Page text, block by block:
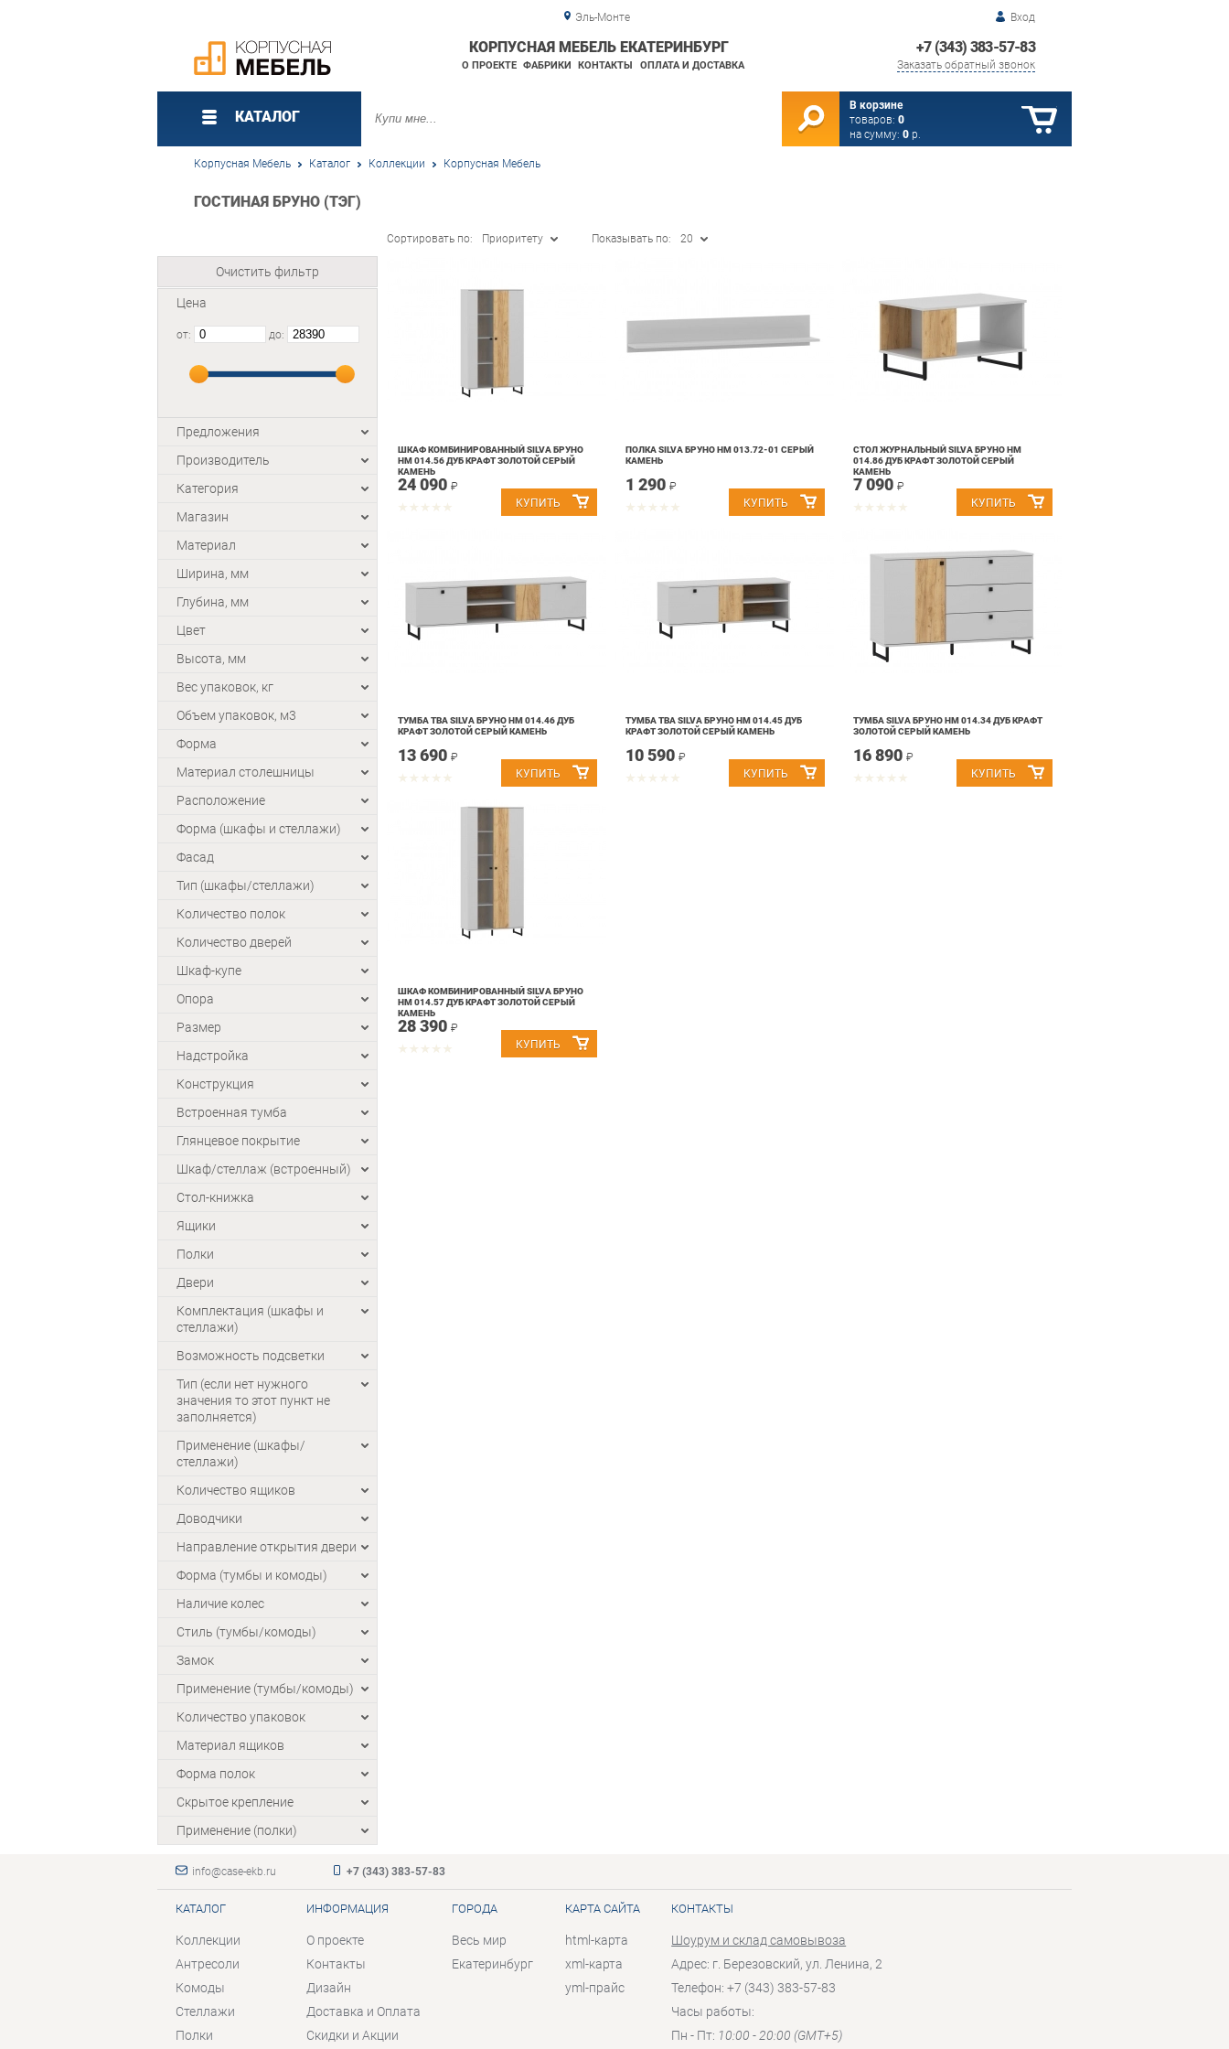
Эль-Монте Вход
+7 (343) 383-57-83
Заказать обратный звонок
КОРПУСНАЯ МЕБЕЛЬ ЕКАТЕРИНБУРГ
О ПРОЕКТЕ ФАБРИКИ КОНТАКТЫ ОПЛАТА И ДОСТАВКА
КАТАЛОГ
В корзине
товаров: 0
на сумму: 0 р.
Корпусная Мебель Каталог Коллекции Корпусная Мебель
ГОСТИНАЯ БРУНО (ТЭГ)
Очистить фильтр
Цена
от: до:
Предложения
Производитель
Категория
Магазин
Материал
Ширина, мм
Глубина, мм
Цвет
Высота, мм
Вес упаковок, кг
Объем упаковок, м3
Форма
Материал столешницы
Расположение
Форма (шкафы и стеллажи)
Фасад
Тип (шкафы/стеллажи)
Количество полок
Количество дверей
Шкаф-купе
Опора
Размер
Надстройка
Конструкция
Встроенная тумба
Глянцевое покрытие
Шкаф/стеллаж (встроенный)
Стол-книжка
Ящики
Полки
Двери
Комплектация (шкафы и
стеллажи)
Возможность подсветки
Тип (если нет нужного
значения то этот пункт не
заполняется)
Применение (шкафы/
стеллажи)
Количество ящиков
Доводчики
Направление открытия двери
Форма (тумбы и комоды)
Наличие колес
Стиль (тумбы/комоды)
Замок
Применение (тумбы/комоды)
Количество упаковок
Материал ящиков
Форма полок
Скрытое крепление
Применение (полки)
Сортировать по: Приоритету Показывать по: 20
ШКАФ КОМБИНИРОВАННЫЙ SILVA БРУНО
НМ 014.56 ДУБ КРАФТ ЗОЛОТОЙ СЕРЫЙ
КАМЕНЬ
24 090 ₽
ПОЛКА SILVA БРУНО НМ 013.72-01 СЕРЫЙ
КАМЕНЬ
1 290 ₽
СТОЛ ЖУРНАЛЬНЫЙ SILVA БРУНО НМ
014.86 ДУБ КРАФТ ЗОЛОТОЙ СЕРЫЙ
КАМЕНЬ
7 090 ₽
ТУМБА ТВА SILVA БРУНО НМ 014.46 ДУБ
КРАФТ ЗОЛОТОЙ СЕРЫЙ КАМЕНЬ
13 690 ₽
ТУМБА ТВА SILVA БРУНО НМ 014.45 ДУБ
КРАФТ ЗОЛОТОЙ СЕРЫЙ КАМЕНЬ
10 590 ₽
ТУМБА SILVA БРУНО НМ 014.34 ДУБ КРАФТ
ЗОЛОТОЙ СЕРЫЙ КАМЕНЬ
16 890 ₽
ШКАФ КОМБИНИРОВАННЫЙ SILVA БРУНО
НМ 014.57 ДУБ КРАФТ ЗОЛОТОЙ СЕРЫЙ
КАМЕНЬ
28 390 ₽
info@case-ekb.ru +7 (343) 383-57-83
КАТАЛОГ
Коллекции
Антресоли
Комоды
Стеллажи
Полки
ИНФОРМАЦИЯ
О проекте
Контакты
Дизайн
Доставка и Оплата
Скидки и Акции
ГОРОДА
Весь мир
Екатеринбург
КАРТА САЙТА
html-карта
xml-карта
yml-прайс
КОНТАКТЫ
Шоурум и склад самовывоза
Адрес: г. Березовский, ул. Ленина, 2
Телефон: +7 (343) 383-57-83
Часы работы:
Пн - Пт: 10:00 - 20:00 (GMT+5)